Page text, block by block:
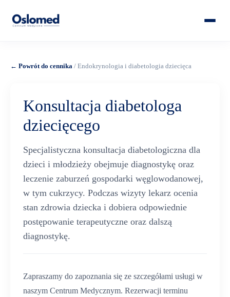
← Powrót do cennika / Endokrynologia i diabetologia dziecięca
Konsultacja diabetologa
dziecięcego
Specjalistyczna konsultacja diabetologiczna dla
dzieci i młodzieży obejmuje diagnostykę oraz
leczenie zaburzeń gospodarki węglowodanowej,
w tym cukrzycy. Podczas wizyty lekarz ocenia
stan zdrowia dziecka i dobiera odpowiednie
postępowanie terapeutyczne oraz dalszą
diagnostykę.
Zapraszamy do zapoznania się ze szczegółami usługi w
naszym Centrum Medycznym. Rezerwacji terminu